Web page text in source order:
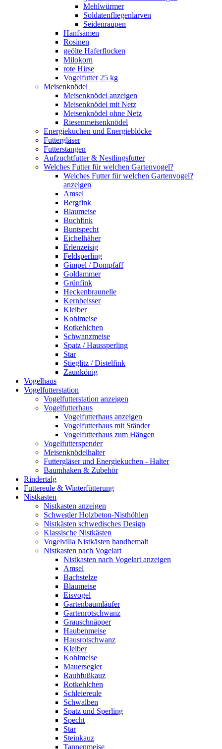
Mehlwürmer
Soldatenfliegenlarven
Seidenraupen
Hanfsamen
Rosinen
geölte Haferflocken
Milokorn
rote Hirse
Vogelfutter 25 kg
Meisenknödel
Meisenknödel anzeigen
Meisenknödel mit Netz
Meisenknödel ohne Netz
Riesenmeisenknödel
Energiekuchen und Energieblöcke
Futtergläser
Futterstangen
Aufzuchtfutter & Nestlingsfutter
Welches Futter für welchen Gartenvogel?
Welches Futter für welchen Gartenvogel?
anzeigen
Amsel
Bergfink
Blaumeise
Buchfink
Buntspecht
Eichelhäher
Erlenzeisig
Feldsperling
Gimpel / Dompfaff
Goldammer
Grünfink
Heckenbraunelle
Kernbeisser
Kleiber
Kohlmeise
Rotkehlchen
Schwanzmeise
Spatz / Haussperling
Star
Stieglitz / Distelfink
Zaunkönig
Vogelhaus
Vogelfutterstation
Vogelfutterstation anzeigen
Vogelfutterhaus
Vogelfutterhaus anzeigen
Vogelfutterhaus mit Ständer
Vogelfutterhaus zum Hängen
Vogelfutterspender
Meisenknödelhalter
Futtergläser und Energiekuchen - Halter
Baumhaken & Zubehör
Rindertalg
Futtereule & Winterfütterung
Nistkasten
Nistkasten anzeigen
Schwegler Holzbeton-Nisthöhlen
Nistkästen schwedisches Design
Klassische Nistkästen
Vogelvilla Nistkästen handbemalt
Nistkasten nach Vogelart
Nistkasten nach Vogelart anzeigen
Amsel
Bachstelze
Blaumeise
Eisvogel
Gartenbaumläufer
Gartenrotschwanz
Grauschnäpper
Haubenmeise
Hausrotschwanz
Kleiber
Kohlmeise
Mauersegler
Rauhfußkauz
Rotkehlchen
Schleiereule
Schwalben
Spatz und Sperling
Specht
Star
Steinkauz
Tannenmeise